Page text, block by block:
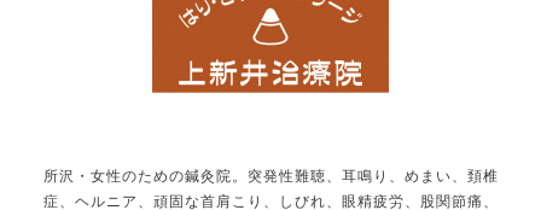
所沢・女性のための鍼灸院。突発性難聴、耳鳴り、めまい、頚椎
症、ヘルニア、頑固な首肩こり、しびれ、眼精疲労、股関節痛、